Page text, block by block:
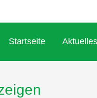
Startseite Aktuelles